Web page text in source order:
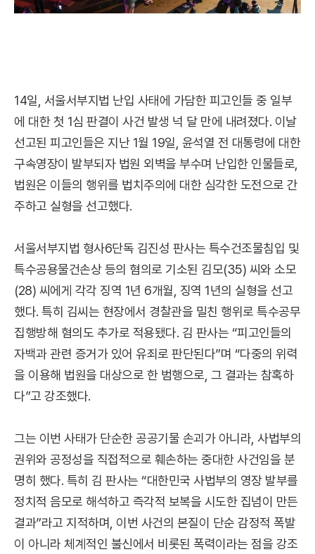
14일, 서울서부지법 난입 사태에 가담한 피고인들 중 일부
에 대한 첫 1심 판결이 사건 발생 넉 달 만에 내려졌다. 이날
선고된 피고인들은 지난 1월 19일, 윤석열 전 대통령에 대한
구속영장이 발부되자 법원 외벽을 부수며 난입한 인물들로,
법원은 이들의 행위를 법치주의에 대한 심각한 도전으로 간
주하고 실형을 선고했다.
서울서부지법 형사6단독 김진성 판사는 특수건조물침입 및
특수공용물건손상 등의 혐의로 기소된 김모(35) 씨와 소모
(28) 씨에게 각각 징역 1년 6개월, 징역 1년의 실형을 선고
했다. 특히 김씨는 현장에서 경찰관을 밀친 행위로 특수공무
집행방해 혐의도 추가로 적용됐다. 김 판사는 “피고인들의
자백과 관련 증거가 있어 유죄로 판단된다”며 “다중의 위력
을 이용해 법원을 대상으로 한 범행으로, 그 결과는 참혹하
다”고 강조했다.
그는 이번 사태가 단순한 공공기물 손괴가 아니라, 사법부의
권위와 공정성을 직접적으로 훼손하는 중대한 사건임을 분
명히 했다. 특히 김 판사는 “대한민국 사법부의 영장 발부를
정치적 음모로 해석하고 즉각적 보복을 시도한 집념이 만든
결과”라고 지적하며, 이번 사건의 본질이 단순 감정적 폭발
이 아니라 체계적인 불신에서 비롯된 폭력이라는 점을 강조